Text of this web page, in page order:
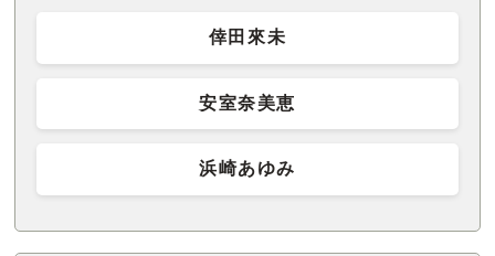
倖田來未
安室奈美恵
浜崎あゆみ